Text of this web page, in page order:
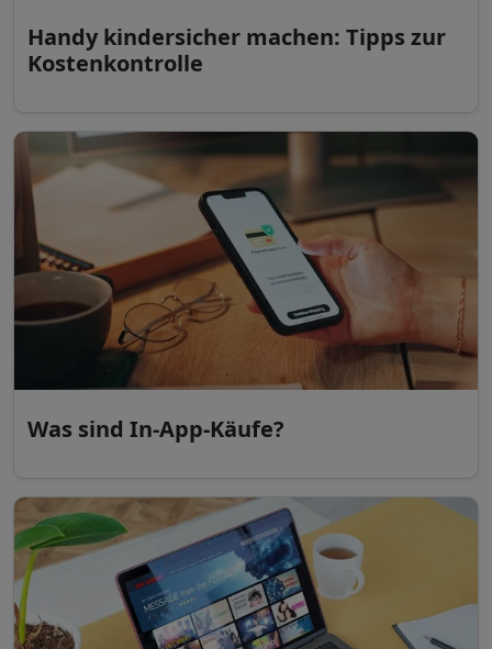
Handy kindersicher machen: Tipps zur
Kostenkontrolle
Was sind In-App-Käufe?